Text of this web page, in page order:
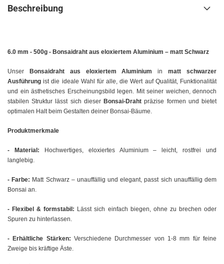
Beschreibung
6.0 mm - 500g - Bonsaidraht aus eloxiertem Aluminium – matt Schwarz
Unser Bonsaidraht aus eloxiertem Aluminium inmatt schwarzer
Ausführung ist die ideale Wahl für alle, die Wert auf Qualität, Funktionalität
und ein ästhetisches Erscheinungsbild legen. Mit seiner weichen, dennoch
stabilen Struktur lässt sich dieser Bonsai-Draht präzise formen und bietet
optimalen Halt beim Gestalten deiner Bonsai-Bäume.
Produktmerkmale
- Material: Hochwertiges, eloxiertes Aluminium – leicht, rostfrei und
langlebig.
- Farbe: Matt Schwarz – unauffällig und elegant, passt sich unauffällig dem
Bonsai an.
- Flexibel & formstabil: Lässt sich einfach biegen, ohne zu brechen oder
Spuren zu hinterlassen.
- Erhältliche Stärken: Verschiedene Durchmesser von 1-8 mm für feine
Zweige bis kräftige Äste.